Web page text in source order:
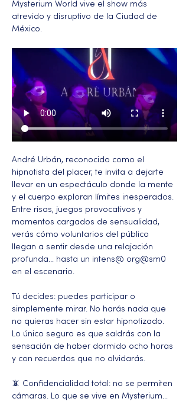
Mysterium World vive el show más
atrevido y disruptivo de la Ciudad de
México.
André Urbán, reconocido como el
hipnotista del placer, te invita a dejarte
llevar en un espectáculo donde la mente
y el cuerpo exploran límites inesperados.
Entre risas, juegos provocativos y
momentos cargados de sensualidad,
verás cómo voluntarios del público
llegan a sentir desde una relajación
profunda… hasta un intens@ org@sm0
en el escenario.
Tú decides: puedes participar o
simplemente mirar. No harás nada que
no quieras hacer sin estar hipnotizado.
Lo único seguro es que saldrás con la
sensación de haber dormido ocho horas
y con recuerdos que no olvidarás.
📵 Confidencialidad total: no se permiten
cámaras. Lo que se vive en Mysterium…